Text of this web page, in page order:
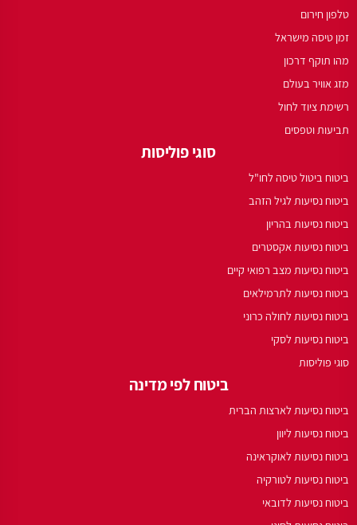
טלפון חירום
זמן טיסה מישראל
מהו תוקף דרכון
מזג אוויר בעולם
רשימת ציוד לחול
תביעות וטפסים
סוגי פוליסות
ביטוח ביטול טיסה לחו"ל
ביטוח נסיעות לגיל הזהב
ביטוח נסיעות בהריון
ביטוח נסיעות אקסטרים
ביטוח נסיעות מצב רפואי קיים
ביטוח נסיעות לתרמילאים
ביטוח נסיעות לחולה כרוני
ביטוח נסיעות לסקי
סוגי פוליסות
ביטוח לפי מדינה
ביטוח נסיעות לארצות הברית
ביטוח נסיעות ליוון
ביטוח נסיעות לאוקראינה
ביטוח נסיעות לטורקיה
ביטוח נסיעות לדובאי